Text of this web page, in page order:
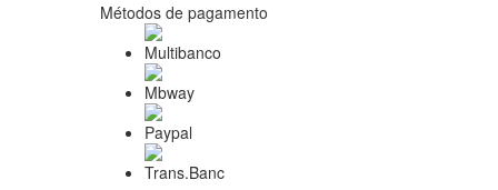
Métodos de pagamento